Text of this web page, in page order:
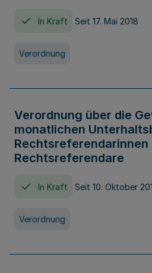
In Kraft Seit 17. Mai 2018
Verordnung
Verordnung über die
monatlichen
Rechtsreferendarinnen
Rechtsreferendare
In Kraft Seit 10. Oktober
Verordnung